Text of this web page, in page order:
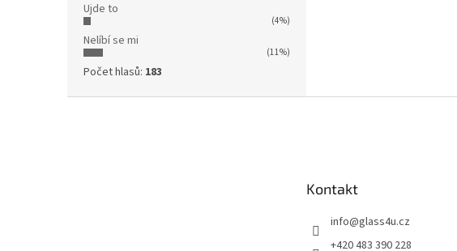
Ujde to
(4%)
Nelíbí se mi
(11%)
Počet hlasů: 183
Kontakt
info@glass4u.cz
+420 483 390 228